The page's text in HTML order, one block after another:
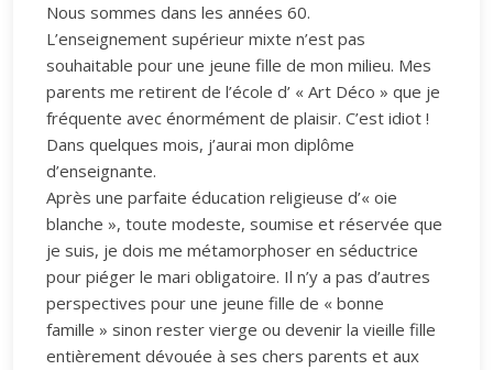
Nous sommes dans les années 60.
L’enseignement supérieur mixte n’est pas
souhaitable pour une jeune fille de mon milieu. Mes
parents me retirent de l’école d’ « Art Déco » que je
fréquente avec énormément de plaisir. C’est idiot !
Dans quelques mois, j’aurai mon diplôme
d’enseignante.
Après une parfaite éducation religieuse d’« oie
blanche », toute modeste, soumise et réservée que
je suis, je dois me métamorphoser en séductrice
pour piéger le mari obligatoire. Il n’y a pas d’autres
perspectives pour une jeune fille de « bonne
famille » sinon rester vierge ou devenir la vieille fille
entièrement dévouée à ses chers parents et aux